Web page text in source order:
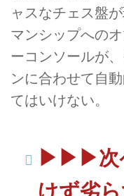
ャスなチェス盤
マンシップへの
ーコンソールが
ンに合わせて自
てはいけない。
▶▶▶次
けず劣